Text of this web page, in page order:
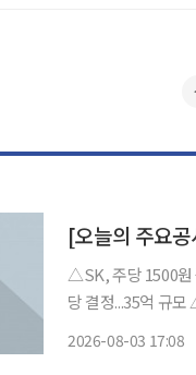
[오늘의 주요
△SK, 주당 1500원 중간배당 결정
당 결정...35억 규모 △현대퓨처넷, 보통주 118만 주 자기주식 취득 결정...35억 규모 △S-Oil,
2026-08-03 17:08